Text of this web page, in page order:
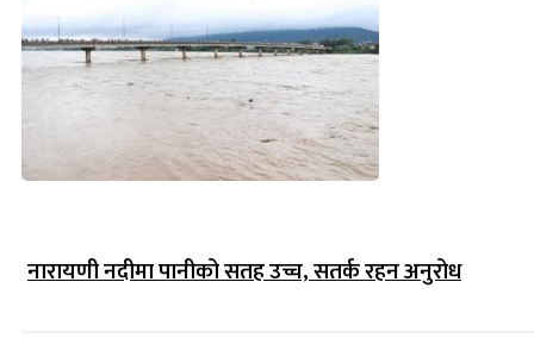
नारायणी नदीमा पानीको सतह उच्च, सतर्क रहन अनुरोध